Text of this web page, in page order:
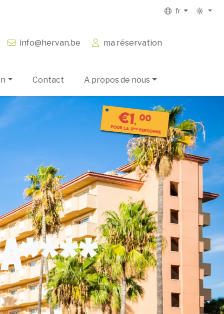
fr
info@hervan.be ma réservation
Contact A propos de nous